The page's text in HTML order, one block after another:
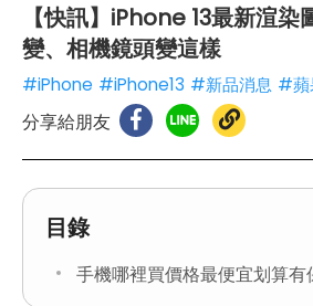
【快訊】iPhone 13最新渲染
變、相機鏡頭變這樣
#iPhone #iPhone13 #新品消息 #蘋
分享給朋友
目錄
手機哪裡買價格最便宜划算有